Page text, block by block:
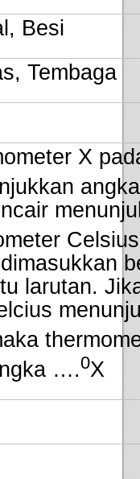
Besi
Tembaga
X
larutan.
….0X